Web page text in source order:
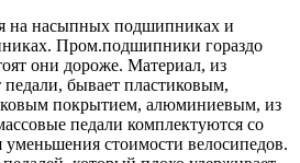
на насыпных подшипниках и
Пром.подшипники гораздо
они дороже. Материал, из
педали, бывает пластиковым,
покрытием, алюминиевым, из
педали комплектуются со
стоимости велосипедов.